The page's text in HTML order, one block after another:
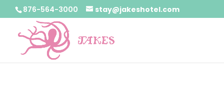
876-564-3000 stay@jakeshotel.com